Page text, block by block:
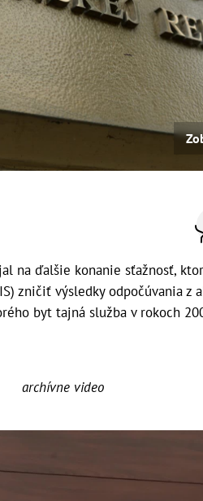
na ďalšie konanie sťažnosť,
zničiť výsledky odpočúvania z
byt tajná služba v rokoch
archívne video